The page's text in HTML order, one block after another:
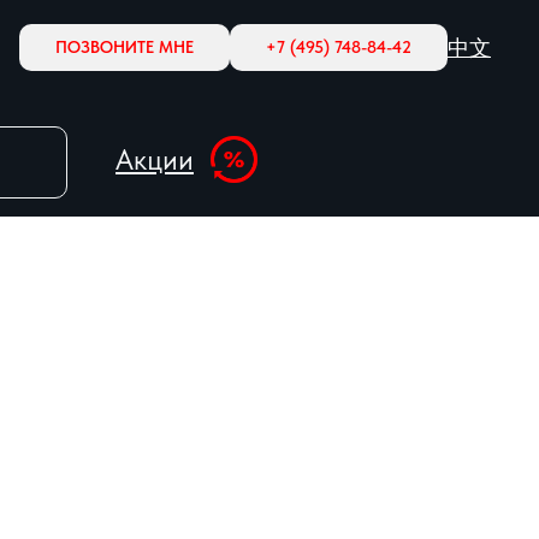
ПОЗВОНИТЕ МНЕ +7 (495) 748-84-42 中文
Акции